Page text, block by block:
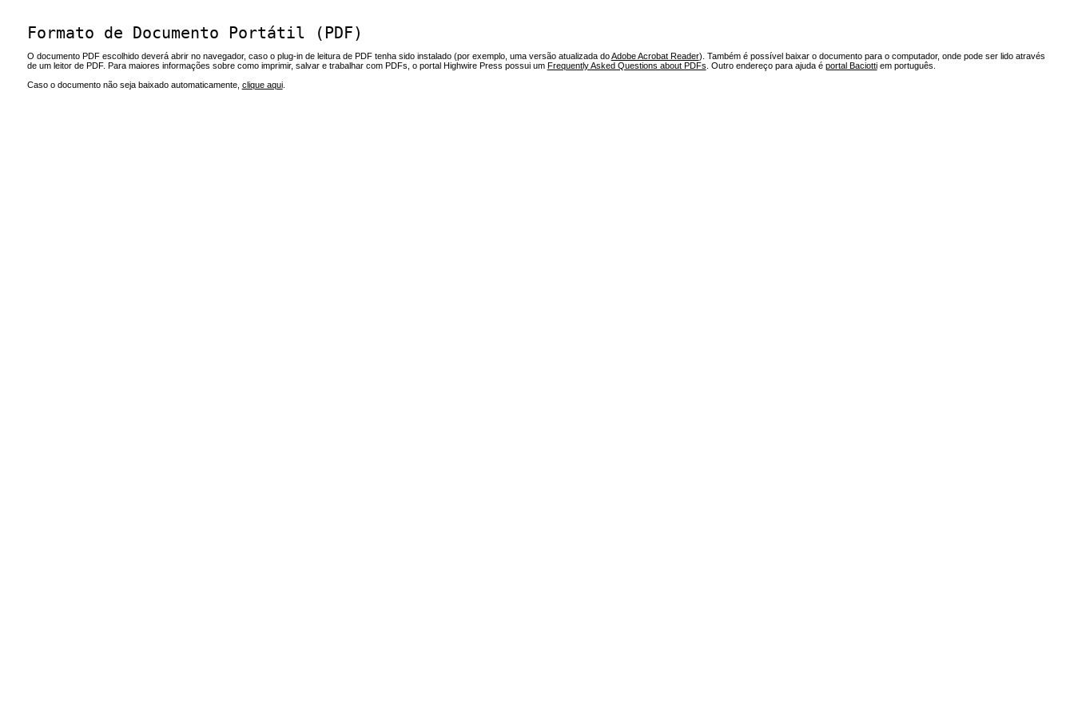
Formato de Documento Portátil (PDF)
O documento PDF escolhido deverá abrir no navegador, caso o plug-in de leitura de PDF tenha sido instalado (por exemplo, uma versão atualizada doAdobe Acrobat Reader). Também é possível baixar o documento para o computador, onde pode ser lido através
de um leitor de PDF. Para maiores informações sobre como imprimir, salvar e trabalhar com PDFs, o portal Highwire Press possui um Frequently Asked Questions about PDFs . Outro endereço para ajuda é portal Baciottiem português.
Caso o documento não seja baixado automaticamente, clique aqui.